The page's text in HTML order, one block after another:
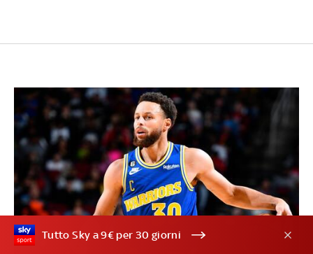
Tutto Sky a 9€ per 30 giorni